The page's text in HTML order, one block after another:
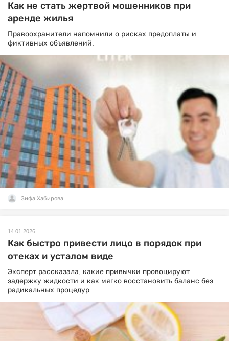
Как не стать жертвой мошенников при
аренде жилья
Правоохранители напомнили о рисках предоплаты и
фиктивных объявлений.
Зифа Хабирова
14.01.2026
Как быстро привести лицо в порядок при
отеках и усталом виде
Эксперт рассказала, какие привычки провоцируют
задержку жидкости и как мягко восстановить баланс без
радикальных процедур.